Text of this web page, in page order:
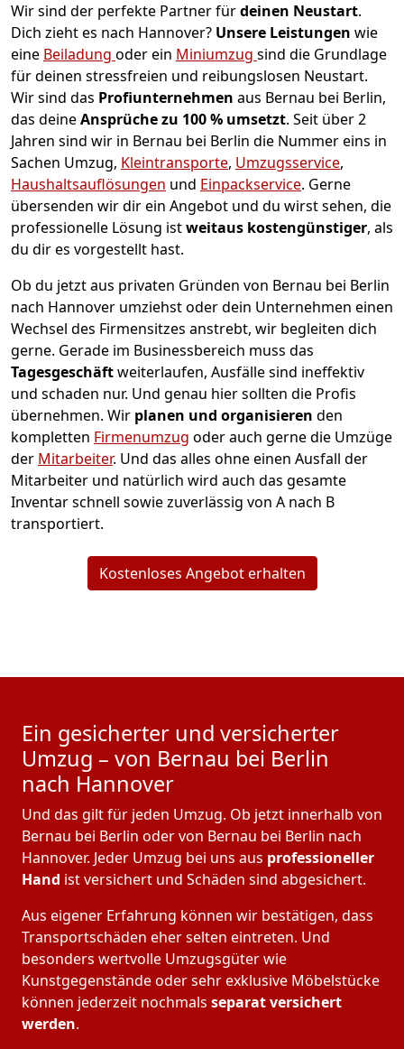
Wir sind der perfekte Partner fürdeinen Neustart.
Dich zieht es nach Hannover? Unsere Leistungen wie
eine Beiladung oder ein Miniumzug sind die Grundlage
für deinen stressfreien und reibungslosen Neustart.
Wir sind das Profiunternehmen aus Bernau bei Berlin,
das deineAnsprüche zu 100 % umsetzt. Seit über 2
Jahren sind wir in Bernau bei Berlin die Nummer eins in
Sachen Umzug, Kleintransporte, Umzugsservice,
Haushaltsauflösungen und Einpackservice. Gerne
übersenden wir dir ein Angebot und du wirst sehen, die
professionelle Lösung istweitaus kostengünstiger, als
du dir es vorgestellt hast.
Ob du jetzt aus privaten Gründen von Bernau bei Berlin
nach Hannover umziehst oder dein Unternehmen einen
Wechsel des Firmensitzes anstrebt, wir begleiten dich
gerne. Gerade im Businessbereich muss das
Tagesgeschäftweiterlaufen, Ausfälle sind ineffektiv
und schaden nur. Und genau hier sollten die Profis
übernehmen. Wir planen und organisieren den
kompletten Firmenumzug oder auch gerne die Umzüge
der Mitarbeiter. Und das alles ohne einen Ausfall der
Mitarbeiter und natürlich wird auch das gesamte
Inventar schnell sowie zuverlässig von A nach B
transportiert.
Kostenloses Angebot erhalten
Ein gesicherter und versicherter
Umzug – von Bernau bei Berlin
nach Hannover
Und das gilt für jeden Umzug. Ob jetzt innerhalb von
Bernau bei Berlin oder von Bernau bei Berlin nach
Hannover. Jeder Umzug bei uns aus professioneller
Hand ist versichert und Schäden sind abgesichert.
Aus eigener Erfahrung können wir bestätigen, dass
Transportschäden eher selten eintreten. Und
besonders wertvolle Umzugsgüter wie
Kunstgegenstände oder sehr exklusive Möbelstücke
können jederzeit nochmals separat versichert
werden.